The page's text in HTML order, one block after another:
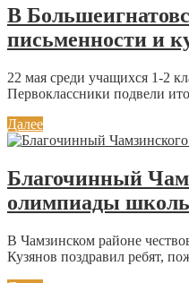
В
письменности и
22 мая среди учащихся 1-2
Первоклассники подвели
Далее
Благочинный
олимпиады
В Чамзинском районе
Кузянов поздравил ребят,